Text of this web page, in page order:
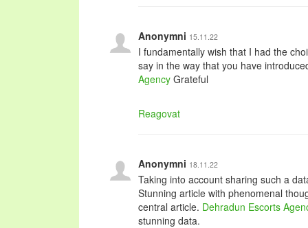
Anonymni 15.11.22
I fundamentally wish that I had the
say in the way that you have
Agency Grateful
Reagovat
Anonymni 18.11.22
Taking into account sharing such a
Stunning article with phenomenal
central article. Dehradun Escorts
stunning data.